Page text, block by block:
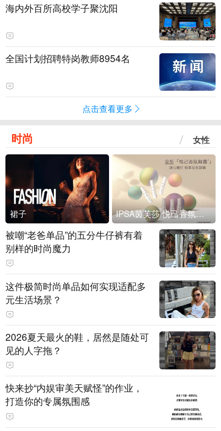
海内外百所高校学子聚沈阳
全国计划招聘特岗教师8954名
点击查看更多
时尚 女性
裙子 IPSA茵芙莎 悦己香氛凝露上市
被嘲“老爸单品”的五分牛仔裤有着
别样的时尚魔力
这件极简时尚单品如何实现适配多
元生活场景？
2026夏天最火的鞋，居然是随处可
见的人字拖？
快来抄“内娱审美天赋怪”的作业，
打造你的专属氛围感